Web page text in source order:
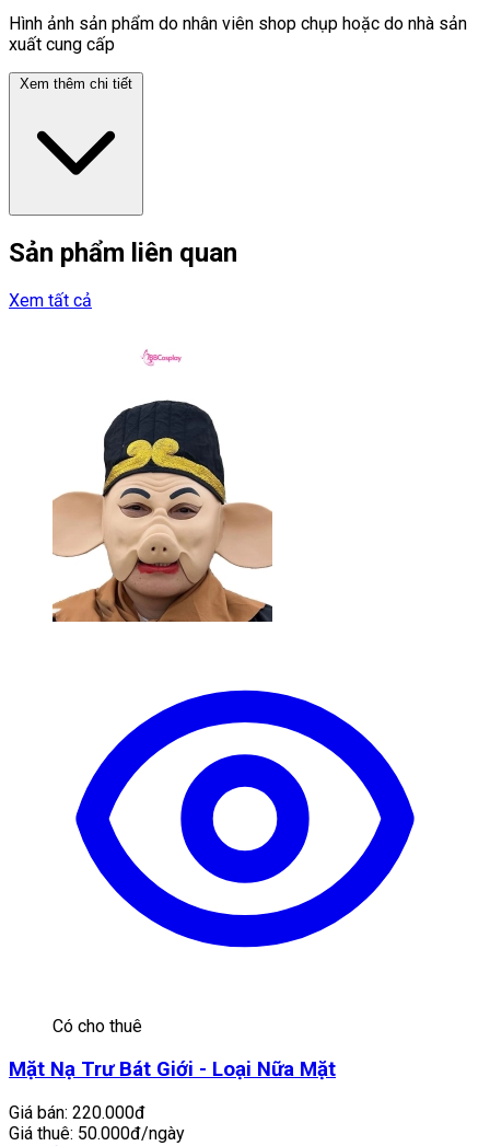
Hình ảnh sản phẩm do nhân viên shop chụp hoặc do nhà sản
xuất cung cấp
Xem thêm chi tiết
Sản phẩm liên quan
Xem tất cả
Có cho thuê
Mặt Nạ Trư Bát Giới - Loại Nữa Mặt
Giá bán: 220.000đ
Giá thuê: 50.000đ/ngày